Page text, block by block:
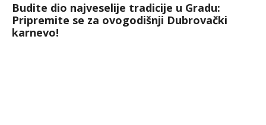
Budite dio najveselije tradicije u Gradu:
Pripremite se za ovogodišnji Dubrovački
karnevo!